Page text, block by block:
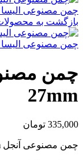
چمن مصنوعی الیسا ELISA-35mm
بازگشت به
چمن مصنوعی الیسا ELISA-25mm
27mm
335,000 تومان
چمن مصنوعی آنجل ANJEL-27mm